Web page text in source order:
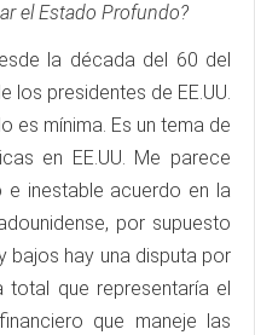
el Estado Profundo?
la década del 60 del
los presidentes de EE.UU.
es mínima. Es un tema de
en EE.UU. Me parece
e inestable acuerdo en la
por supuesto
bajos hay una disputa por
que representaría el
que maneje las